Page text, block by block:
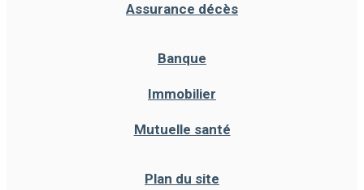
Assurance décès
Banque
Immobilier
Mutuelle santé
Plan du site